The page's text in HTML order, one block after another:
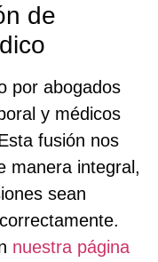
de
por abogados
y médicos
fusión nos
manera integral,
sean
nuestra página